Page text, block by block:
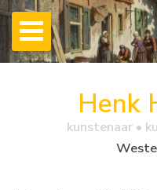
Henk
kunstenaar •